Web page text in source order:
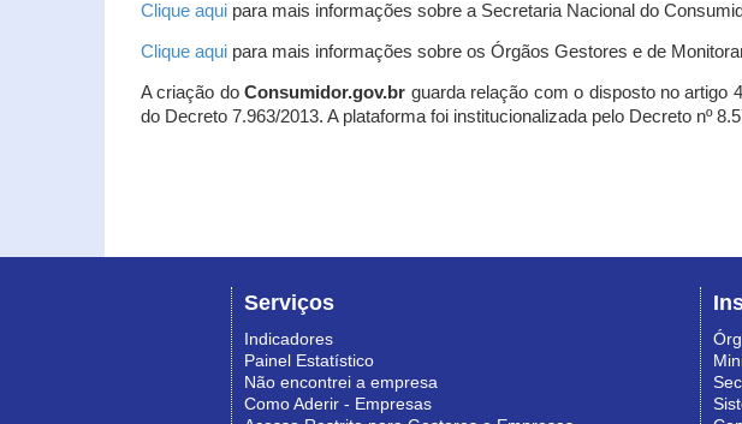
Clique aqui para mais informações sobre a Secretaria Nacional do
Clique aqui para mais informações sobre os Órgãos Gestores e de
A criação doConsumidor.gov.br guarda relação com o disposto no artigo
do Decreto 7.963/2013. A plataforma foi institucionalizada pelo Decreto nº
Serviços
Indicadores
Painel Estatístico
Não encontrei a empresa
Como Aderir - Empresas